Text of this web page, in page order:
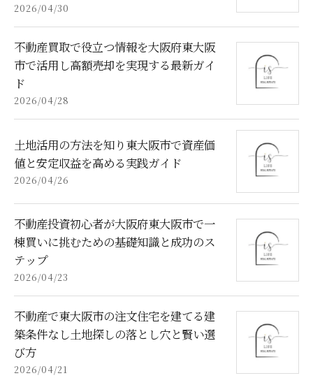
2026/04/30
不動産買取で役立つ情報を大阪府東大阪
市で活用し高額売却を実現する最新ガイ
ド
2026/04/28
土地活用の方法を知り東大阪市で資産価
値と安定収益を高める実践ガイド
2026/04/26
不動産投資初心者が大阪府東大阪市で一
棟買いに挑むための基礎知識と成功のス
テップ
2026/04/23
不動産で東大阪市の注文住宅を建てる建
築条件なし土地探しの落とし穴と賢い選
び方
2026/04/21